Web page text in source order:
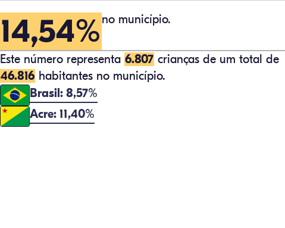
14,54% no município.
Este número representa 6.807 crianças de um total de
46.816 habitantes no município.
Brasil: 8,57%
Acre: 11,40%